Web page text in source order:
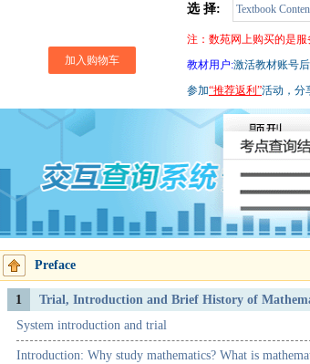
选 择:
Textbook
注：数苑网上购买的是
教材用户:激活教材账号
参加“推荐返利”活动，分
加入购物车
Preface
1
System introduction and trial
Introduction: Why study mathematics? What is